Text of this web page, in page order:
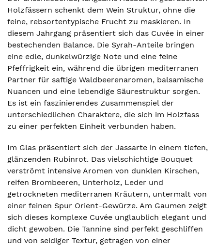
Holzfässern schenkt dem Wein Struktur, ohne die
feine, rebsortentypische Frucht zu maskieren. In
diesem Jahrgang präsentiert sich das Cuvée in einer
bestechenden Balance. Die Syrah-Anteile bringen
eine edle, dunkelwürzige Note und eine feine
Pfeffrigkeit ein, während die übrigen mediterranen
Partner für saftige Waldbeerenaromen, balsamische
Nuancen und eine lebendige Säurestruktur sorgen.
Es ist ein faszinierendes Zusammenspiel der
unterschiedlichen Charaktere, die sich im Holzfass
zu einer perfekten Einheit verbunden haben.
Im Glas präsentiert sich der Jassarte in einem tiefen,
glänzenden Rubinrot. Das vielschichtige Bouquet
verströmt intensive Aromen von dunklen Kirschen,
reifen Brombeeren, Unterholz, Leder und
getrockneten mediterranen Kräutern, untermalt von
einer feinen Spur Orient-Gewürze. Am Gaumen zeigt
sich dieses komplexe Cuvée unglaublich elegant und
dicht gewoben. Die Tannine sind perfekt geschliffen
und von seidiger Textur, getragen von einer